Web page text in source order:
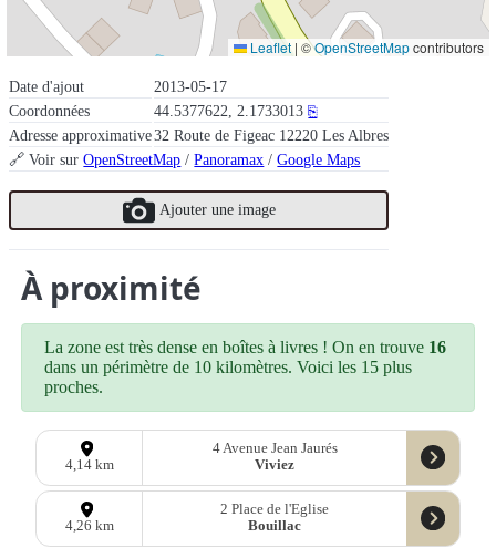
Date d'ajout
2013-05-17
Coordonnées
44.5377622, 2.1733013 ⎘
Adresse approximative32 Route de Figeac 12220 Les Albres
🔗 Voir surOpenStreetMap /Panoramax /Google Maps
Ajouter une image
Leaflet | ©OpenStreetMapcontributors
À proximité
La zone est très dense en boîtes à livres ! On en trouve 16
dans un périmètre de 10 kilomètres. Voici les 15 plus
proches.
4,14 km
4 Avenue Jean Jaurés
Viviez
4,26 km
2 Place de l'Eglise
Bouillac